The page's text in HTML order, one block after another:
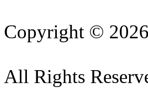
Copyright © 2026
All Rights